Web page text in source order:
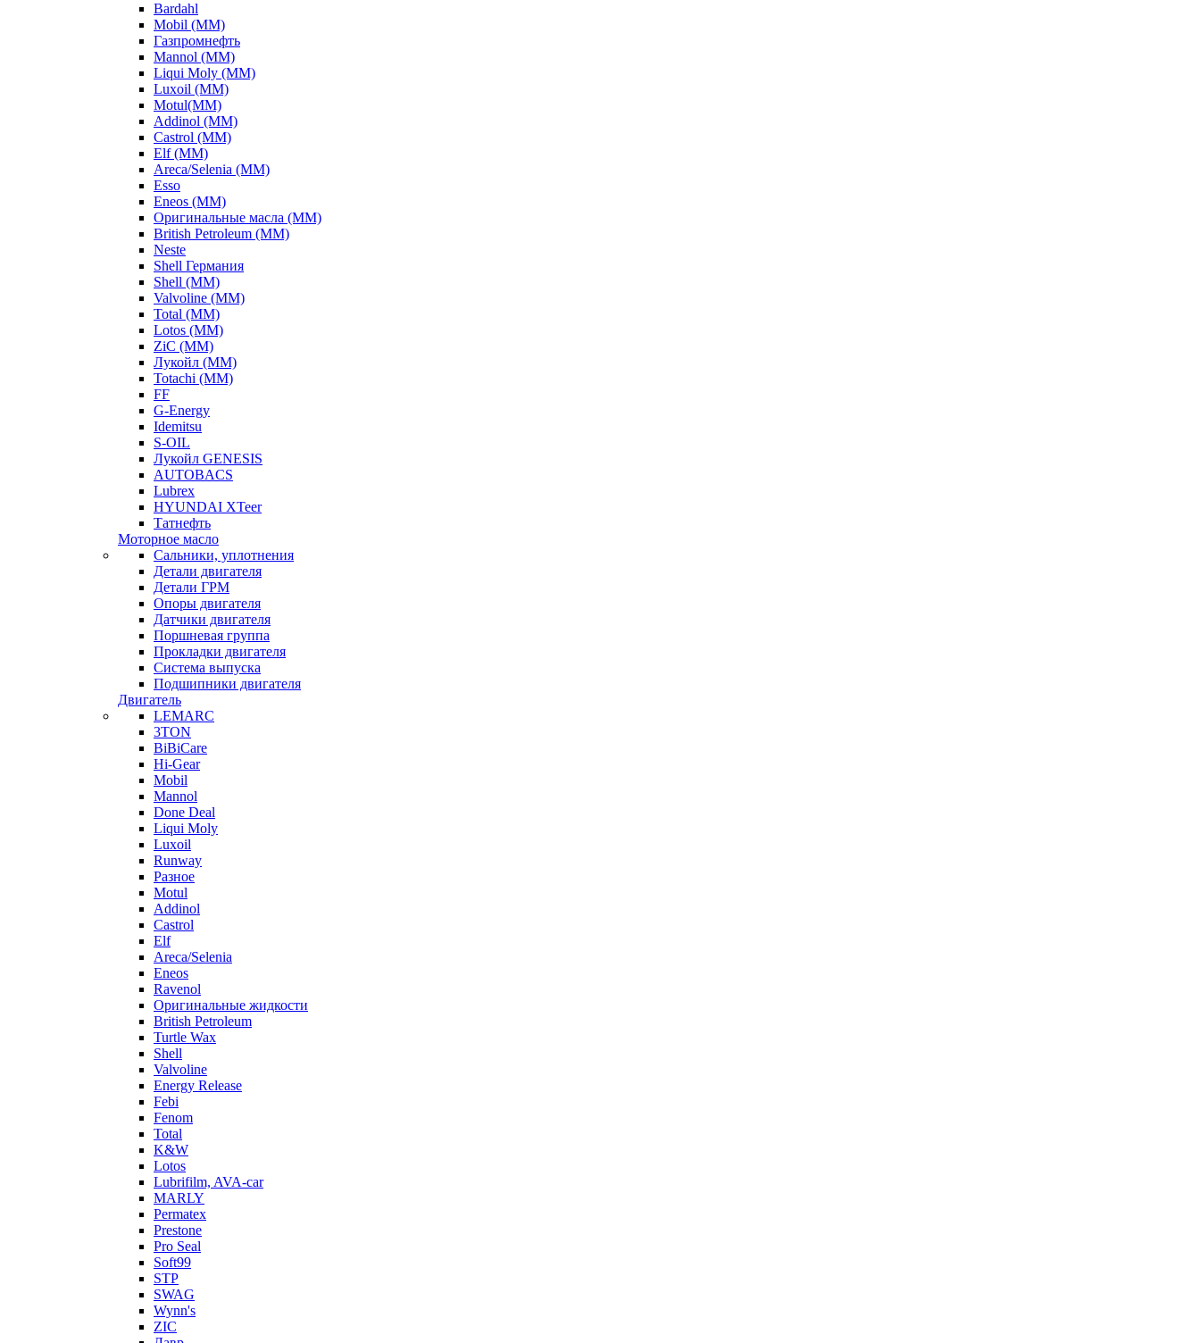
Bardahl
Mobil (ММ)
Газпромнефть
Mannol (ММ)
Liqui Moly (ММ)
Luxoil (ММ)
Motul(ММ)
Addinol (ММ)
Castrol (ММ)
Elf (ММ)
Areca/Selenia (ММ)
Esso
Eneos (ММ)
Оригинальные масла (ММ)
British Petroleum (ММ)
Neste
Shell Германия
Shell (ММ)
Valvoline (ММ)
Total (ММ)
Lotos (ММ)
ZiC (ММ)
Лукойл (ММ)
Totachi (MM)
FF
G-Energy
Idemitsu
S-OIL
Лукойл GENESIS
AUTOBACS
Lubrex
HYUNDAI XTeer
Татнефть
Моторное масло
Сальники, уплотнения
Детали двигателя
Детали ГРМ
Опоры двигателя
Датчики двигателя
Поршневая группа
Прокладки двигателя
Система выпуска
Подшипники двигателя
Двигатель
LEMARC
3TON
BiBiCare
Hi-Gear
Mobil
Mannol
Done Deal
Liqui Moly
Luxoil
Runway
Разное
Motul
Addinol
Castrol
Elf
Areca/Selenia
Eneos
Ravenol
Оригинальные жидкости
British Petroleum
Turtle Wax
Shell
Valvoline
Energy Release
Febi
Fenom
Total
K&W
Lotos
Lubrifilm, AVA-car
MARLY
Permatex
Prestone
Pro Seal
Soft99
STP
SWAG
Wynn's
ZIC